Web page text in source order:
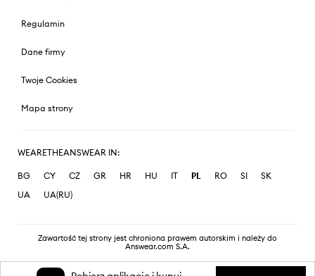
Regulamin
Dane firmy
Twoje Cookies
Mapa strony
WEARETHEANSWEAR IN:
BG CY CZ GR HR HU IT PL RO SI
SK
UA
UA(RU)
Zawartość tej strony jest chroniona prawem autorskim i należy do
Answear.com S.A.